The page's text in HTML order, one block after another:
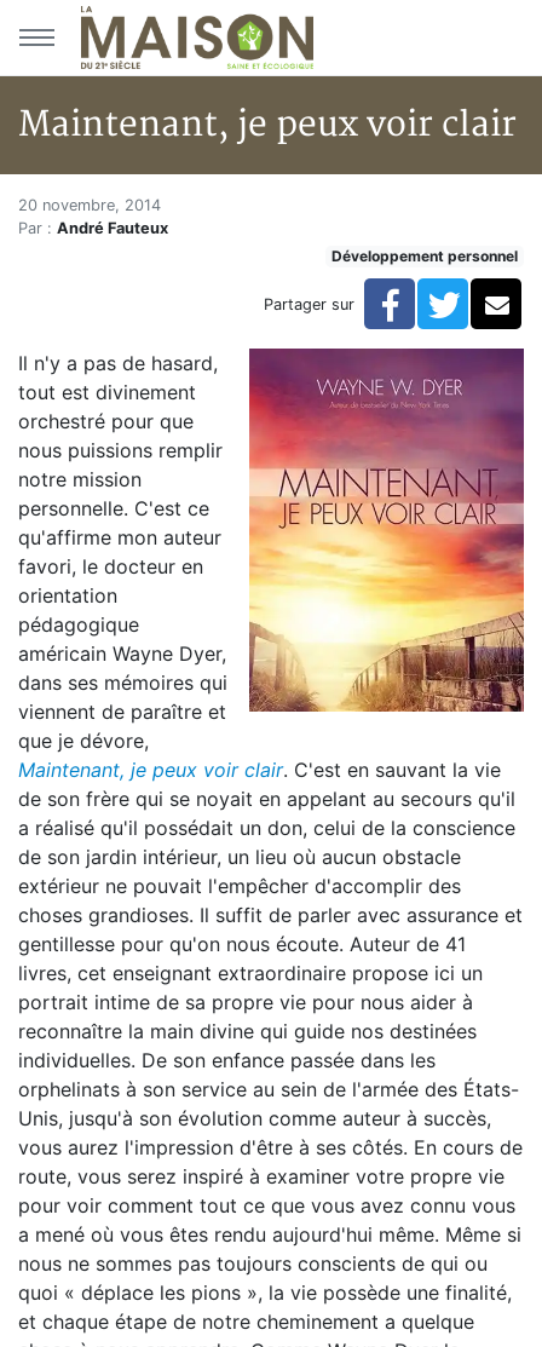
Aller au menu principal
Aller au contenu principal
Maintenant, je peux voir clair
Accueil
Articles
Maintenant, je peux voir clair
Maintenant, je peux voir clair
20 novembre, 2014
Par : André Fauteux
Développement personnel
Partager sur Facebook
Il n'y a pas de hasard,
tout est divinement
orchestré pour que
nous puissions remplir
notre mission
personnelle. C'est ce
qu'affirme mon auteur
favori, le docteur en
orientation
pédagogique
américain Wayne Dyer,
dans ses mémoires qui
viennent de paraître et
que je dévore,
Maintenant, je peux voir clair. C'est en sauvant la vie
de son frère qui se noyait en appelant au secours qu'il
a réalisé qu'il possédait un don, celui de la conscience
de son jardin intérieur, un lieu où aucun obstacle
extérieur ne pouvait l'empêcher d'accomplir des
choses grandioses. Il suffit de parler avec assurance et
gentillesse pour qu'on nous écoute. Auteur de 41
livres, cet enseignant extraordinaire propose ici un
portrait intime de sa propre vie pour nous aider à
reconnaître la main divine qui guide nos destinées
individuelles. De son enfance passée dans les
orphelinats à son service au sein de l'armée des États-
Unis, jusqu'à son évolution comme auteur à succès,
vous aurez l'impression d'être à ses côtés. En cours de
route, vous serez inspiré à examiner votre propre vie
pour voir comment tout ce que vous avez connu vous
a mené où vous êtes rendu aujourd'hui même. Même si
nous ne sommes pas toujours conscients de qui ou
quoi « déplace les pions », la vie possède une finalité,
et chaque étape de notre cheminement a quelque